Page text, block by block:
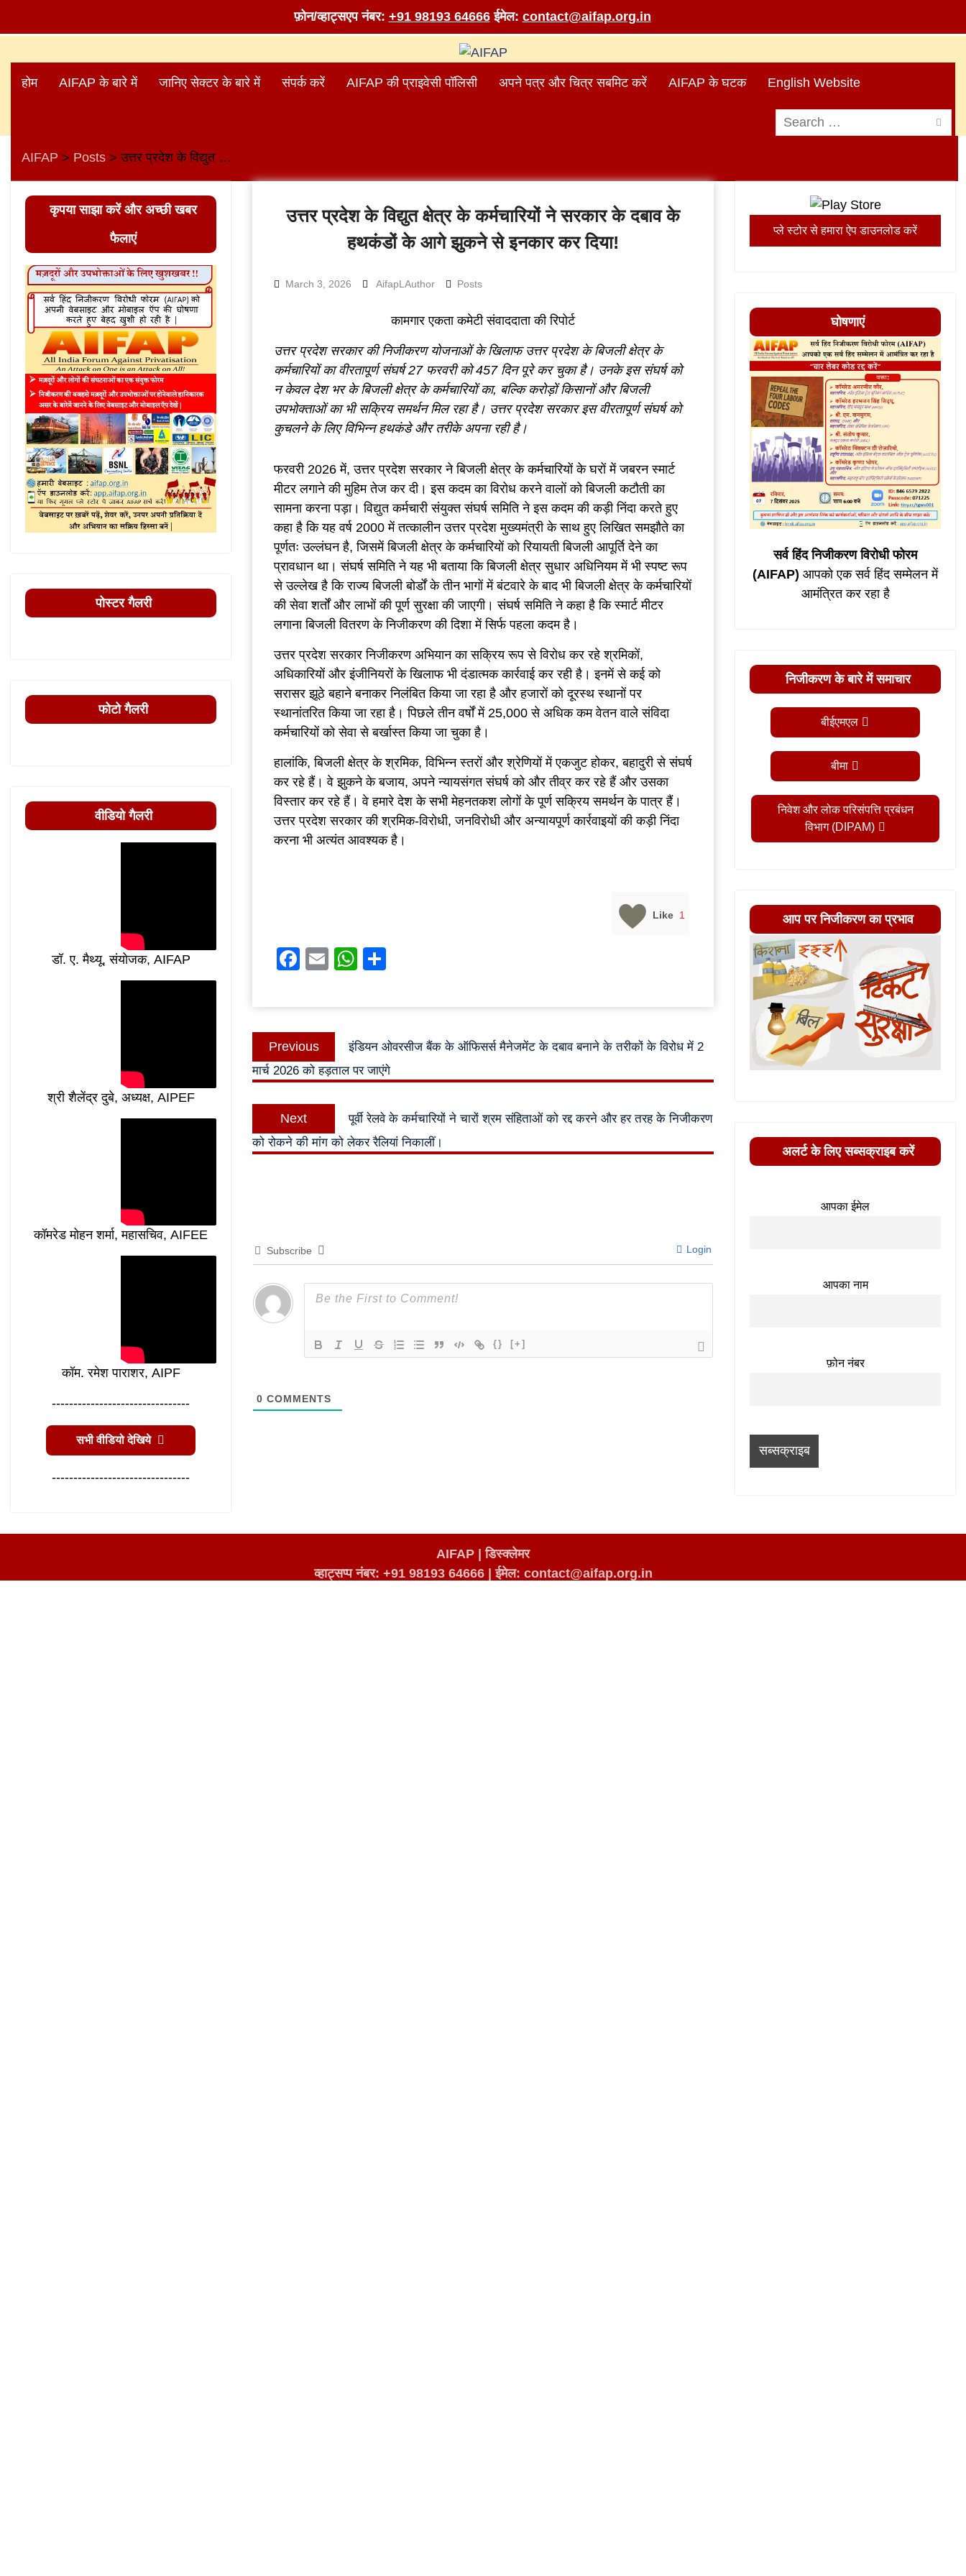
फ़ोन/व्हाट्सएप नंबर: +91 98193 64666 ईमेल: contact@aifap.org.in
content
होम AIFAP के बारे में जानिए सेक्टर के बारे में संपर्क करें AIFAP की प्राइवेसी पॉलिसी अपने पत्र और चित्र सबमिट करें AIFAP के घटक English Website
Search
for:
AIFAP > Posts > उत्तर प्रदेश के विद्युत क्षेत्र के कर्मचारियों ने सरकार के दबाव के हथकंडों के आगे झुकने से इनकार कर दिया!
उत्तर प्रदेश के विद्युत क्षेत्र के कर्मचारियों ने सरकार के दबाव के
हथकंडों के आगे झुकने से इनकार कर दिया!
March 3, 2026 AifapLAuthor Posts
कामगार एकता कमेटी संवाददाता की रिपोर्ट
उत्तर प्रदेश सरकार की निजीकरण योजनाओं के खिलाफ उत्तर प्रदेश के बिजली क्षेत्र के
कर्मचारियों का वीरतापूर्ण संघर्ष 27 फरवरी को 457 दिन पूरे कर चुका है। उनके इस संघर्ष को
न केवल देश भर के बिजली क्षेत्र के कर्मचारियों का, बल्कि करोड़ों किसानों और बिजली
उपभोक्ताओं का भी सक्रिय समर्थन मिल रहा है। उत्तर प्रदेश सरकार इस वीरतापूर्ण संघर्ष को
कुचलने के लिए विभिन्न हथकंडे और तरीके अपना रही है।
फरवरी 2026 में, उत्तर प्रदेश सरकार ने बिजली क्षेत्र के कर्मचारियों के घरों में जबरन स्मार्ट
मीटर लगाने की मुहिम तेज कर दी। इस कदम का विरोध करने वालों को बिजली कटौती का
सामना करना पड़ा। विद्युत कर्मचारी संयुक्त संघर्ष समिति ने इस कदम की कड़ी निंदा करते हुए
कहा है कि यह वर्ष 2000 में तत्कालीन उत्तर प्रदेश मुख्यमंत्री के साथ हुए लिखित समझौते का
पूर्णतः उल्लंघन है, जिसमें बिजली क्षेत्र के कर्मचारियों को रियायती बिजली आपूर्ति देने का
प्रावधान था। संघर्ष समिति ने यह भी बताया कि बिजली क्षेत्र सुधार अधिनियम में भी स्पष्ट रूप
से उल्लेख है कि राज्य बिजली बोर्डों के तीन भागों में बंटवारे के बाद भी बिजली क्षेत्र के कर्मचारियों
की सेवा शर्तों और लाभों की पूर्ण सुरक्षा की जाएगी। संघर्ष समिति ने कहा है कि स्मार्ट मीटर
लगाना बिजली वितरण के निजीकरण की दिशा में सिर्फ पहला कदम है।
उत्तर प्रदेश सरकार निजीकरण अभियान का सक्रिय रूप से विरोध कर रहे श्रमिकों,
अधिकारियों और इंजीनियरों के खिलाफ भी दंडात्मक कार्रवाई कर रही है। इनमें से कई को
सरासर झूठे बहाने बनाकर निलंबित किया जा रहा है और हजारों को दूरस्थ स्थानों पर
स्थानांतरित किया जा रहा है। पिछले तीन वर्षों में 25,000 से अधिक कम वेतन वाले संविदा
कर्मचारियों को सेवा से बर्खास्त किया जा चुका है।
हालांकि, बिजली क्षेत्र के श्रमिक, विभिन्न स्तरों और श्रेणियों में एकजुट होकर, बहादुरी से संघर्ष
कर रहे हैं। वे झुकने के बजाय, अपने न्यायसंगत संघर्ष को और तीव्र कर रहे हैं और उसका
विस्तार कर रहे हैं। वे हमारे देश के सभी मेहनतकश लोगों के पूर्ण सक्रिय समर्थन के पात्र हैं।
उत्तर प्रदेश सरकार की श्रमिक-विरोधी, जनविरोधी और अन्यायपूर्ण कार्रवाइयों की कड़ी निंदा
करना भी अत्यंत आवश्यक है।
Like 1
Facebook
EmailWhatsApp
Post
navigation
Previous
Previous
post:
इंडियन ओवरसीज बैंक के ऑफिसर्स मैनेजमेंट के दबाव बनाने के तरीकों के विरोध में 2
मार्च 2026 को हड़ताल पर जाएंगे
Next
Next
post:
पूर्वी रेलवे के कर्मचारियों ने चारों श्रम संहिताओं को रद्द करने और हर तरह के निजीकरण
को रोकने की मांग को लेकर रैलियां निकालीं।
Subscribe Login
{} [+]
0 COMMENTS
प्ले स्टोर से हमारा ऐप डाउनलोड करें
घोषणाएं
सर्व हिंद निजीकरण विरोधी फोरम
(AIFAP) आपको एक सर्व हिंद सम्मेलन में
आमंत्रित कर रहा है
निजीकरण के बारे में समाचार
बीईएमएल
बीमा
निवेश और लोक परिसंपत्ति प्रबंधन
विभाग (DIPAM)
आप पर निजीकरण का प्रभाव
अलर्ट के लिए सब्सक्राइब करें
आपका ईमेल
आपका नाम
फ़ोन नंबर
कृपया साझा करें और अच्छी खबर
फैलाएं
पोस्टर गैलरी
फोटो गैलरी
वीडियो गैलरी
डॉ. ए. मैथ्यू, संयोजक, AIFAP
श्री शैलेंद्र दुबे, अध्यक्ष, AIPEF
कॉमरेड मोहन शर्मा, महासचिव, AIFEE
कॉम. रमेश पाराशर, AIPF
--------------------------------
सभी वीडियो देखिये
--------------------------------
AIFAP |डिस्क्लेमर
व्हाट्सप्प नंबर: +91 98193 64666|ईमेल: contact@aifap.org.in